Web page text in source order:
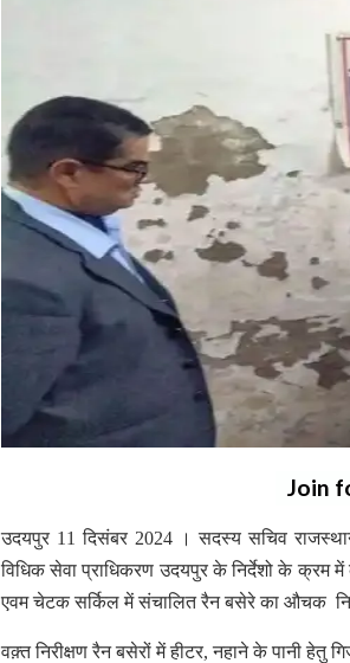
Join
उदयपुर 11 दिसंबर 2024 । सदस्य सचिव
विधिक सेवा प्राधिकरण उदयपुर के निर्देशो के क्रम में
एवम चेटक सर्किल में संचालित रैन बसेरे का औचक
वक़्त निरीक्षण रैन बसेरों में हीटर, नहाने के पानी हेतु